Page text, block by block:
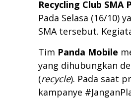
Recycling Club
Pada Selasa (16/10)
SMA tersebut.
Tim Panda Mobile
yang dihubungkan
(recycle). Pada saat
kampanye